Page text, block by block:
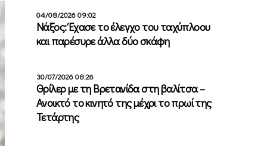
04/08/2026 09:02
Νάξος: Έχασε το έλεγχο του ταχύπλοου
και παρέσυρε άλλα δύο σκάφη
30/07/2026 08:26
Θρίλερ με τη Βρετανίδα στη βαλίτσα –
Ανοικτό το κινητό της μέχρι το πρωί της
Τετάρτης